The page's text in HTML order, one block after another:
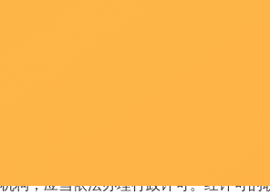
，应当依法办理行政许可。经许可的